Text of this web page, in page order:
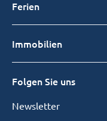
Ferien
Immobilien
Folgen Sie uns
Newsletter